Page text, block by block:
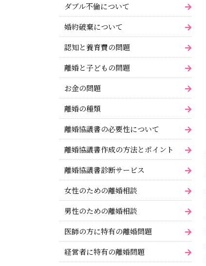
ダブル不倫について
婚約破棄について
認知と養育費の問題
離婚と子どもの問題
お金の問題
離婚の種類
離婚協議書の必要性について
離婚協議書作成の方法とポイント
離婚協議書診断サービス
女性のための離婚相談
男性のための離婚相談
医師の方に特有の離婚問題
経営者に特有の離婚問題